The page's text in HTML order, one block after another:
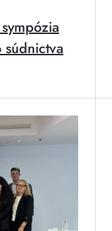
súdnictva